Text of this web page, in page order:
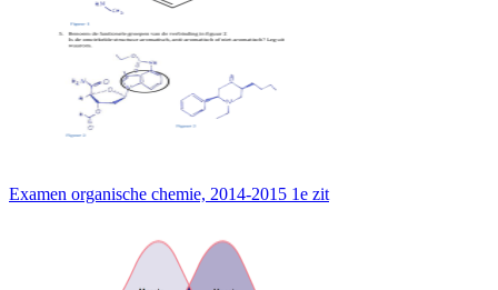
Examen organische chemie, 2014-2015 1e zit